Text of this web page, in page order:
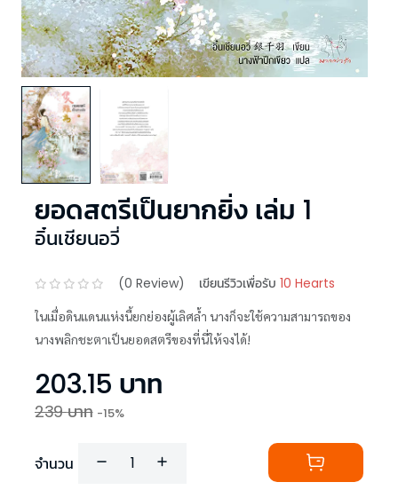
ยอดสตรีเป็นยากยิ่ง เล่ม 1
อิ๋นเชียนอวี่
(0 Review) เขียนรีวิวเพื่อรับ 10 Hearts
ในเมื่อดินแดนแห่งนี้ยกย่องผู้เลิศล้ำ นางก็จะใช้ความสามารถของ
นางพลิกชะตาเป็นยอดสตรีของที่นี่ให้จงได้!
203.15 บาท
239บาท -15%
จำนวน